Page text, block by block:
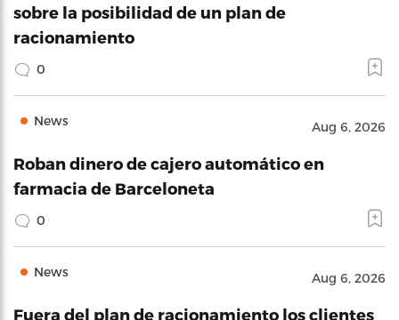
sobre la posibilidad de un plan de
racionamiento
0
News Aug 6, 2026
Roban dinero de cajero automático en
farmacia de Barceloneta
0
News Aug 6, 2026
Fuera del plan de racionamiento los clientes